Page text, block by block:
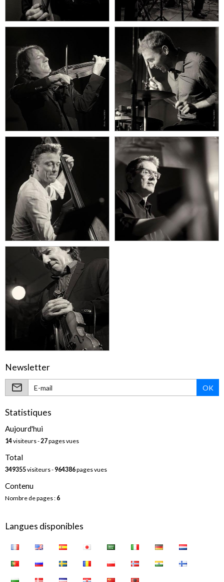
Newsletter
OK
Statistiques
Aujourd'hui
14visiteurs - 27pages vues
Total
349355visiteurs - 964386pages vues
Contenu
Nombre de pages : 6
Langues disponibles